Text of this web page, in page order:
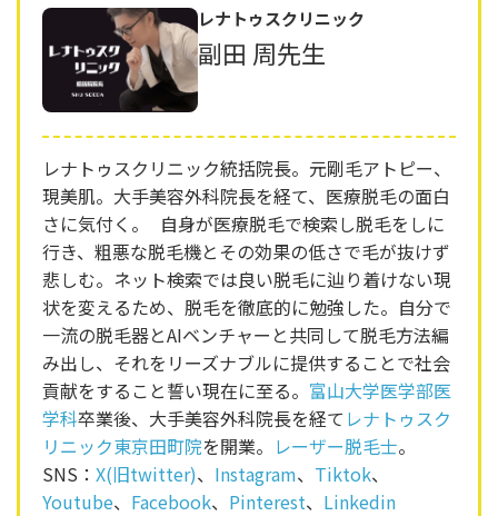
レナトゥスクリニック
副田 周先生
レナトゥスクリニック統括院長。元剛毛アトピー、
現美肌。大手美容外科院長を経て、医療脱毛の面白
さに気付く。 自身が医療脱毛で検索し脱毛をしに
行き、粗悪な脱毛機とその効果の低さで毛が抜けず
悲しむ。ネット検索では良い脱毛に辿り着けない現
状を変えるため、脱毛を徹底的に勉強した。自分で
一流の脱毛器とAIベンチャーと共同して脱毛方法編
み出し、それをリーズナブルに提供することで社会
貢献をすること誓い現在に至る。 富山大学医学部医
学科卒業後、大手美容外科院長を経て レナトゥスク
リニック東京田町院を開業。 レーザー脱毛士。
SNS： X(旧twitter)、 Instagram、 Tiktok、
Youtube、 Facebook、 Pinterest、 Linkedin